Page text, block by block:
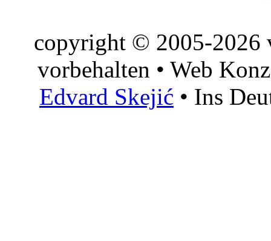
copyright © 2005-2026
vorbehalten • Web
Edvard Skejić • Ins